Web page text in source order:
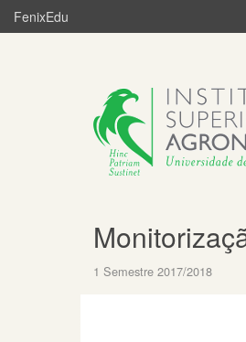
FenixEdu
1 Semestre 2017/2018